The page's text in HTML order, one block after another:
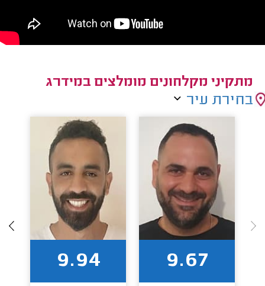
מתקיני מקלחונים מומלצים במידרג
בחירת עיר
9.67
9.94